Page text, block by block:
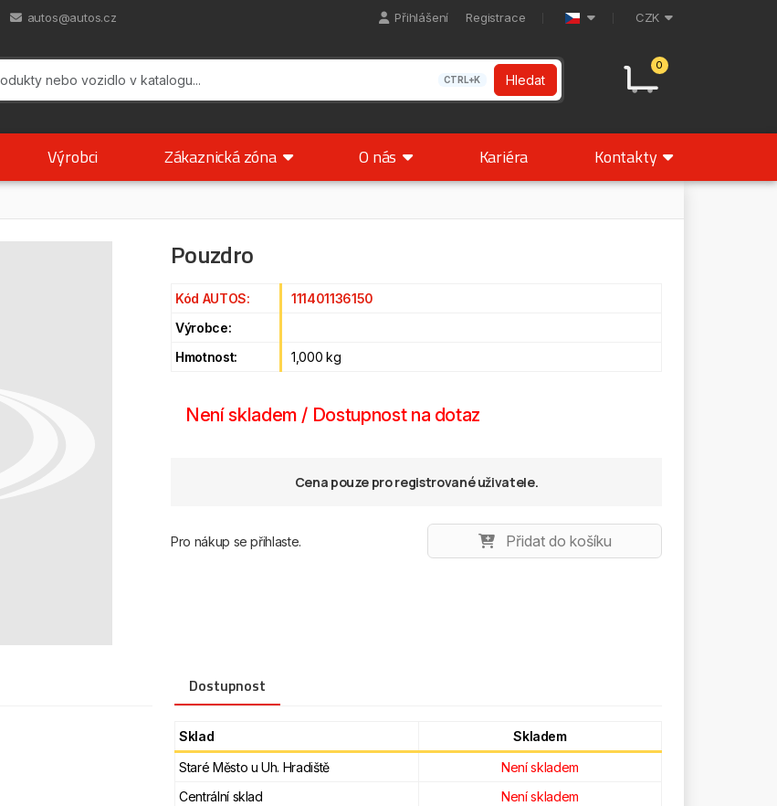
autos@autos.cz Přihlášení Registrace CZK
0
CTRL+K Hledat
Výrobci Zákaznická zóna O nás Kariéra Kontakty
Pouzdro
Kód AUTOS:
111401136150
Výrobce:
Hmotnost:
1,000 kg
Není skladem / Dostupnost na dotaz
Cena pouze pro registrované uživatele.
Pro nákup se přihlaste. Přidat do košíku
Dostupnost
Sklad
Skladem
Staré Město u Uh. Hradiště
Není skladem
Centrální sklad
Není skladem